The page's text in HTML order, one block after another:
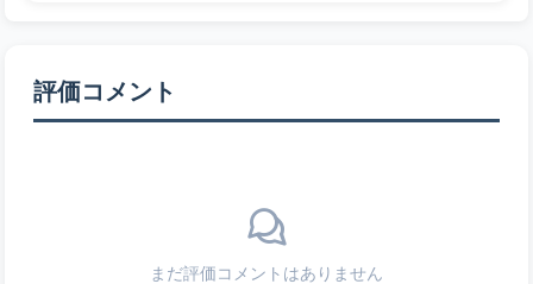
評価コメント
まだ評価コメントはありません